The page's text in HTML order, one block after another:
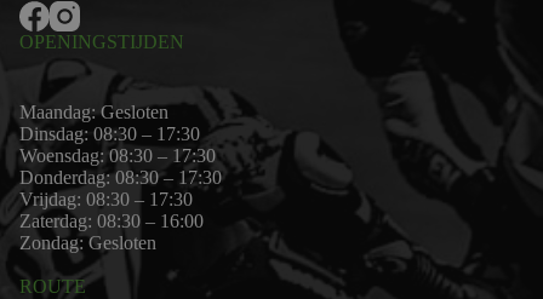
OPENINGSTIJDEN
Maandag: Gesloten
Dinsdag: 08:30 – 17:30
Woensdag: 08:30 – 17:30
Donderdag: 08:30 – 17:30
Vrijdag: 08:30 – 17:30
Zaterdag: 08:30 – 16:00
Zondag: Gesloten
ROUTE